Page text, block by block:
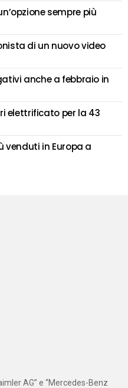
sempre più
di un nuovo video
anche a febbraio in
elettrificato per la 43
venduti in Europa a
AG” e “Mercedes-Benz